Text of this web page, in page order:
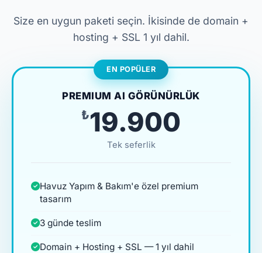
Size en uygun paketi seçin. İkisinde de domain +
hosting + SSL 1 yıl dahil.
EN POPÜLER
PREMIUM AI GÖRÜNÜRLÜK
₺19.900
Tek seferlik
Havuz Yapım & Bakım'e özel premium
tasarım
3 günde teslim
Domain + Hosting + SSL — 1 yıl dahil